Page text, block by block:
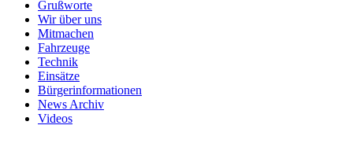
Grußworte
Wir über uns
Mitmachen
Fahrzeuge
Technik
Einsätze
Bürgerinformationen
News Archiv
Videos